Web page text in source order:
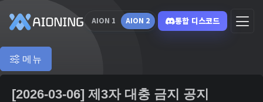
AION 1 AION 2 통합 디스코드
메뉴
[2026-03-06] 제3자 대충 금지 공지